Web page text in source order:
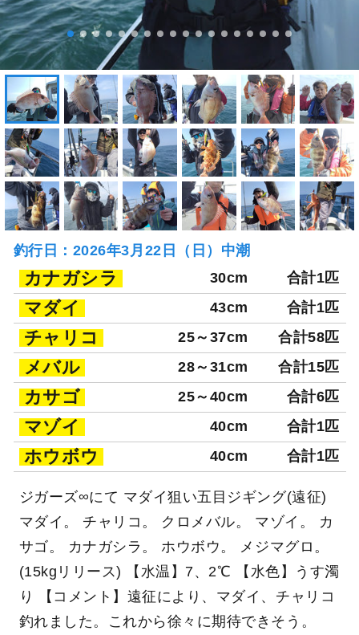
釣行日：2026年3月22日（日）中潮
カナガシラ 30cm 合計1匹
マダイ 43cm 合計1匹
チャリコ 25～37cm 合計58匹
メバル 28～31cm 合計15匹
カサゴ 25～40cm 合計6匹
マゾイ 40cm 合計1匹
ホウボウ 40cm 合計1匹
ジガーズ∞にて マダイ狙い五目ジギング(遠征)
マダイ。 チャリコ。 クロメバル。 マゾイ。 カ
サゴ。 カナガシラ。 ホウボウ。 メジマグロ。
(15kgリリース) 【水温】7、2℃ 【水色】うす濁
り 【コメント】遠征により、マダイ、チャリコ
釣れました。これから徐々に期待できそう。